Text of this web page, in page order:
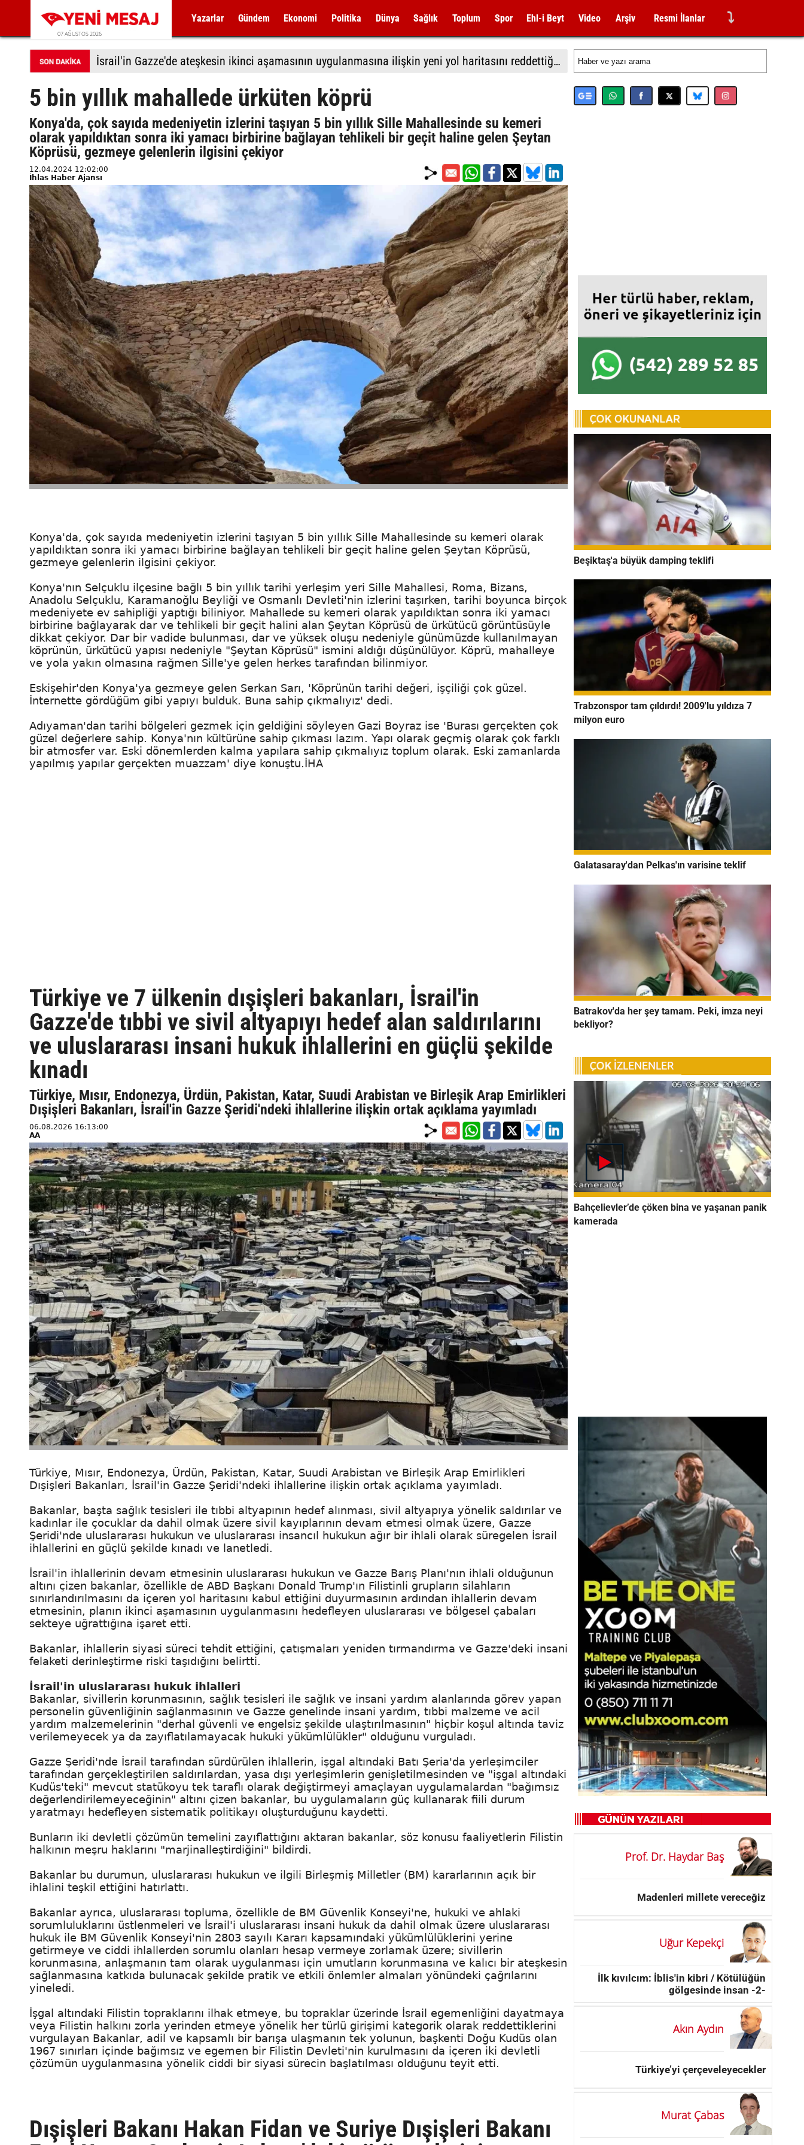
07 AĞUSTOS 2026
Yazarlar Gündem Ekonomi Politika Dünya Sağlık Toplum Spor Ehl-i Beyt Video Arşiv Resmi İlanlar ⤵
İsrail'in Gazze'de ateşkesin ikinci aşamasının uygulanmasına ilişkin yeni yol haritasını reddettiği bildirildi
5 bin yıllık mahallede ürküten köprü
Konya'da, çok sayıda medeniyetin izlerini taşıyan 5 bin yıllık Sille Mahallesinde su kemeri
olarak yapıldıktan sonra iki yamacı birbirine bağlayan tehlikeli bir geçit haline gelen Şeytan
Köprüsü, gezmeye gelenlerin ilgisini çekiyor
12.04.2024 12:02:00
İhlas Haber Ajansı
Konya'da, çok sayıda medeniyetin izlerini taşıyan 5 bin yıllık Sille Mahallesinde su kemeri olarak
yapıldıktan sonra iki yamacı birbirine bağlayan tehlikeli bir geçit haline gelen Şeytan Köprüsü,
gezmeye gelenlerin ilgisini çekiyor.
Konya'nın Selçuklu ilçesine bağlı 5 bin yıllık tarihi yerleşim yeri Sille Mahallesi, Roma, Bizans,
Anadolu Selçuklu, Karamanoğlu Beyliği ve Osmanlı Devleti'nin izlerini taşırken, tarihi boyunca birçok
medeniyete ev sahipliği yaptığı biliniyor. Mahallede su kemeri olarak yapıldıktan sonra iki yamacı
birbirine bağlayarak dar ve tehlikeli bir geçit halini alan Şeytan Köprüsü de ürkütücü görüntüsüyle
dikkat çekiyor. Dar bir vadide bulunması, dar ve yüksek oluşu nedeniyle günümüzde kullanılmayan
köprünün, ürkütücü yapısı nedeniyle "Şeytan Köprüsü" ismini aldığı düşünülüyor. Köprü, mahalleye
ve yola yakın olmasına rağmen Sille'ye gelen herkes tarafından bilinmiyor.
Eskişehir'den Konya'ya gezmeye gelen Serkan Sarı, 'Köprünün tarihi değeri, işçiliği çok güzel.
İnternette gördüğüm gibi yapıyı bulduk. Buna sahip çıkmalıyız' dedi.
Adıyaman'dan tarihi bölgeleri gezmek için geldiğini söyleyen Gazi Boyraz ise 'Burası gerçekten çok
güzel değerlere sahip. Konya'nın kültürüne sahip çıkması lazım. Yapı olarak geçmiş olarak çok farklı
bir atmosfer var. Eski dönemlerden kalma yapılara sahip çıkmalıyız toplum olarak. Eski zamanlarda
yapılmış yapılar gerçekten muazzam' diye konuştu.İHA
Türkiye ve 7 ülkenin dışişleri bakanları, İsrail'in
Gazze'de tıbbi ve sivil altyapıyı hedef alan saldırılarını
ve uluslararası insani hukuk ihlallerini en güçlü şekilde
kınadı
Türkiye, Mısır, Endonezya, Ürdün, Pakistan, Katar, Suudi Arabistan ve Birleşik Arap Emirlikleri
Dışişleri Bakanları, İsrail'in Gazze Şeridi'ndeki ihlallerine ilişkin ortak açıklama yayımladı
06.08.2026 16:13:00
AA
Türkiye, Mısır, Endonezya, Ürdün, Pakistan, Katar, Suudi Arabistan ve Birleşik Arap Emirlikleri
Dışişleri Bakanları, İsrail'in Gazze Şeridi'ndeki ihlallerine ilişkin ortak açıklama yayımladı.
Bakanlar, başta sağlık tesisleri ile tıbbi altyapının hedef alınması, sivil altyapıya yönelik saldırılar ve
kadınlar ile çocuklar da dahil olmak üzere sivil kayıplarının devam etmesi olmak üzere, Gazze
Şeridi'nde uluslararası hukukun ve uluslararası insancıl hukukun ağır bir ihlali olarak süregelen İsrail
ihlallerini en güçlü şekilde kınadı ve lanetledi.
İsrail'in ihlallerinin devam etmesinin uluslararası hukukun ve Gazze Barış Planı'nın ihlali olduğunun
altını çizen bakanlar, özellikle de ABD Başkanı Donald Trump'ın Filistinli grupların silahların
sınırlandırılmasını da içeren yol haritasını kabul ettiğini duyurmasının ardından ihlallerin devam
etmesinin, planın ikinci aşamasının uygulanmasını hedefleyen uluslararası ve bölgesel çabaları
sekteye uğrattığına işaret etti.
Bakanlar, ihlallerin siyasi süreci tehdit ettiğini, çatışmaları yeniden tırmandırma ve Gazze'deki insani
felaketi derinleştirme riski taşıdığını belirtti.
İsrail'in uluslararası hukuk ihlalleri
Bakanlar, sivillerin korunmasının, sağlık tesisleri ile sağlık ve insani yardım alanlarında görev yapan
personelin güvenliğinin sağlanmasının ve Gazze genelinde insani yardım, tıbbi malzeme ve acil
yardım malzemelerinin "derhal güvenli ve engelsiz şekilde ulaştırılmasının" hiçbir koşul altında taviz
verilemeyecek ya da zayıflatılamayacak hukuki yükümlülükler" olduğunu vurguladı.
Gazze Şeridi'nde İsrail tarafından sürdürülen ihlallerin, işgal altındaki Batı Şeria'da yerleşimciler
tarafından gerçekleştirilen saldırılardan, yasa dışı yerleşimlerin genişletilmesinden ve "işgal altındaki
Kudüs'teki" mevcut statükoyu tek taraflı olarak değiştirmeyi amaçlayan uygulamalardan "bağımsız
değerlendirilemeyeceğinin" altını çizen bakanlar, bu uygulamaların güç kullanarak fiili durum
yaratmayı hedefleyen sistematik politikayı oluşturduğunu kaydetti.
Bunların iki devletli çözümün temelini zayıflattığını aktaran bakanlar, söz konusu faaliyetlerin Filistin
halkının meşru haklarını "marjinalleştirdiğini" bildirdi.
Bakanlar bu durumun, uluslararası hukukun ve ilgili Birleşmiş Milletler (BM) kararlarının açık bir
ihlalini teşkil ettiğini hatırlattı.
Bakanlar ayrıca, uluslararası topluma, özellikle de BM Güvenlik Konseyi'ne, hukuki ve ahlaki
sorumluluklarını üstlenmeleri ve İsrail'i uluslararası insani hukuk da dahil olmak üzere uluslararası
hukuk ile BM Güvenlik Konseyi'nin 2803 sayılı Kararı kapsamındaki yükümlülüklerini yerine
getirmeye ve ciddi ihlallerden sorumlu olanları hesap vermeye zorlamak üzere; sivillerin
korunmasına, anlaşmanın tam olarak uygulanması için umutların korunmasına ve kalıcı bir ateşkesin
sağlanmasına katkıda bulunacak şekilde pratik ve etkili önlemler almaları yönündeki çağrılarını
yineledi.
İşgal altındaki Filistin topraklarını ilhak etmeye, bu topraklar üzerinde İsrail egemenliğini dayatmaya
veya Filistin halkını zorla yerinden etmeye yönelik her türlü girişimi kategorik olarak reddettiklerini
vurgulayan Bakanlar, adil ve kapsamlı bir barışa ulaşmanın tek yolunun, başkenti Doğu Kudüs olan
1967 sınırları içinde bağımsız ve egemen bir Filistin Devleti'nin kurulmasını da içeren iki devletli
çözümün uygulanmasına yönelik ciddi bir siyasi sürecin başlatılması olduğunu teyit etti.
Dışişleri Bakanı Hakan Fidan ve Suriye Dışişleri Bakanı
Beşiktaş'a büyük damping teklifi
Trabzonspor tam çıldırdı! 2009'lu yıldıza 7
milyon euro
Galatasaray'dan Pelkas'ın varisine teklif
Batrakov'da her şey tamam. Peki, imza neyi
bekliyor?
Bahçelievler’de çöken bina ve yaşanan panik
kamerada
Prof. Dr. Haydar Baş
Madenleri millete vereceğiz
Uğur Kepekçi
İlk kıvılcım: İblis'in kibri / Kötülüğün
gölgesinde insan -2-
Akın Aydın
Türkiye’yi çerçeveleyecekler
Murat Çabas